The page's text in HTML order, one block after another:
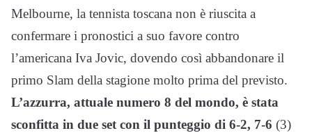
Melbourne, la tennista toscana non è riuscita a
confermare i pronostici a suo favore contro
l’americana Iva Jovic, dovendo così abbandonare il
primo Slam della stagione molto prima del previsto.
L’azzurra, attuale numero 8 del mondo, è stata
sconfitta in due set con il punteggio di 6-2, 7-6 (3)